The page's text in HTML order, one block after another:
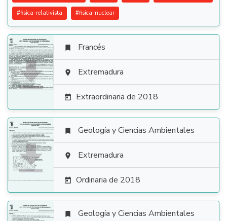
#fisica-relativista #fisica-nuclear

 Francés
 Extremadura
 Extraordinaria de 2018

 Geología y Ciencias Ambientales
 Extremadura
 Ordinaria de 2018
 Geología y Ciencias Ambientales